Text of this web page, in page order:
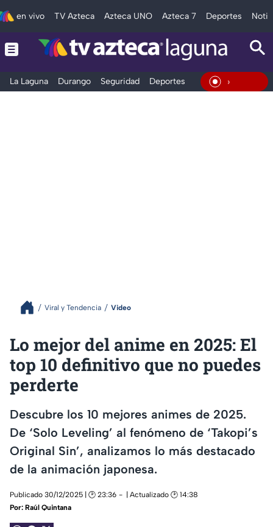
en vivo TV Azteca Azteca UNO Azteca 7 Deportes
La Laguna Durango Seguridad Deportes EntretenimientoEn Vivo
Viral y Tendencia Video
Lo mejor del anime en 2025: El
top 10 definitivo que no puedes
perderte
Descubre los 10 mejores animes de 2025.
De ‘Solo Leveling’ al fenómeno de ‘Takopi’s
Original Sin’, analizamos lo más destacado
de la animación japonesa.
Publicado 30/12/2025 | 🕑 23:36
| Actualizado 🕑 14:38
Por: Raúl Quintana